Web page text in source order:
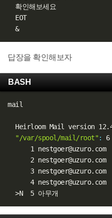
  확인해보세요
  EOT
&
답장을 확인해보자
BASH
mail
Heirloom Mail version
"/var/spool/mail/root":
6
1
2
3
4
>N  5 아무개